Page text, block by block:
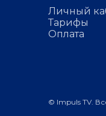
Личный
Тарифы
Оплата
© Impuls TV.